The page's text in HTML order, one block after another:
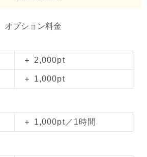
オプション料金
＋ 2,000pt
＋ 1,000pt
＋ 1,000pt／1時間